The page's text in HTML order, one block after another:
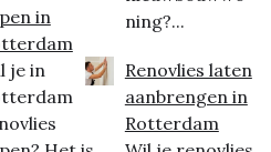
in
je in
ning?...
Renovlies laten
aanbrengen in
Rotterdam